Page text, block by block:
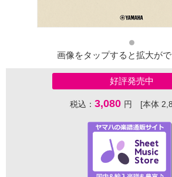
画像をタップすると拡大がで
好評発売中
税込： 3,080 円 [本体